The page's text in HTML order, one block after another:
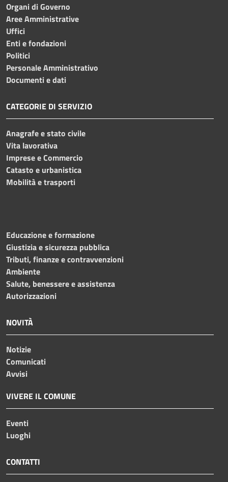
Organi di Governo
Aree Amministrative
Uffici
Enti e fondazioni
Politici
Personale Amministrativo
Documenti e dati
CATEGORIE DI SERVIZIO
Anagrafe e stato civile
Vita lavorativa
Imprese e Commercio
Catasto e urbanistica
Mobilità e trasporti
Educazione e formazione
Giustizia e sicurezza pubblica
Tributi, finanze e contravvenzioni
Ambiente
Salute, benessere e assistenza
Autorizzazioni
NOVITÀ
Notizie
Comunicati
Avvisi
VIVERE IL COMUNE
Eventi
Luoghi
CONTATTI